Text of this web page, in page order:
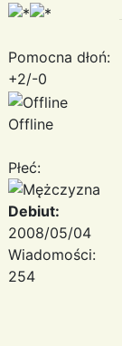
Pomocna dłoń:
+2/-0
Offline
Płeć:
Debiut:
2008/05/04
Wiadomości:
254